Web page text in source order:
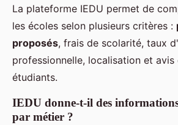
La plateforme IEDU permet de
les écoles selon plusieurs critères :
proposés, frais de scolarité, taux
professionnelle, localisation et avis
étudiants.
IEDU donne-t-il des
par métier ?